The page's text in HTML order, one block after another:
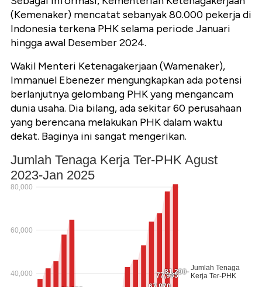
(Kemenaker) mencatat sebanyak 80.000 pekerja di
Indonesia terkena PHK selama periode Januari
hingga awal Desember 2024.
Wakil Menteri Ketenagakerjaan (Wamenaker),
Immanuel Ebenezer mengungkapkan ada potensi
berlanjutnya gelombang PHK yang mengancam
dunia usaha. Dia bilang, ada sekitar 60 perusahaan
yang berencana melakukan PHK dalam waktu
dekat. Baginya ini sangat mengerikan.